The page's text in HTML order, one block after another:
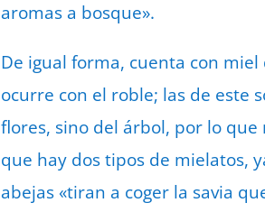
aromas a bosque».
De igual forma, cuenta con
ocurre con el roble; las de este
flores, sino del árbol, por lo
que hay dos tipos de mielatos,
abejas «tiran a coger la savia